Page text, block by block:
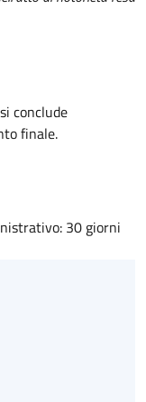
conclude
finale.
30 giorni